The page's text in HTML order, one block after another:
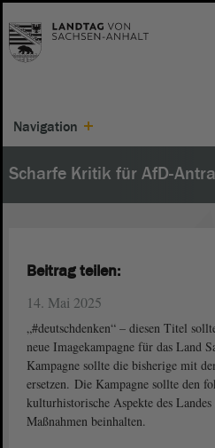
Navigation
Scharfe Kritik für AfD-
14. Mai 2025
„#deutschdenken“ – diesen Titel
neue Imagekampagne für das Land
Kampagne sollte die bisherige mit
ersetzen. Die Kampagne sollte den
kulturhistorische Aspekte des
Maßnahmen beinhalten.
Beitrag teilen: